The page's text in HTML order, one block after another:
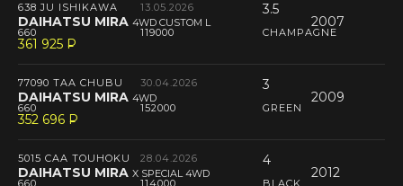
638 JU ISHIKAWA 13.05.2026 3.5
DAIHATSU MIRA 4WD CUSTOM L 2007
660 119000 CHAMPAGNE
361 925 P
--
77090 TAA CHUBU 30.04.2026 3
DAIHATSU MIRA 4WD 2009
660 152000 GREEN
352 696 P
--
5015 CAA TOUHOKU 28.04.2026 4
DAIHATSU MIRA X SPECIAL 4WD 2012